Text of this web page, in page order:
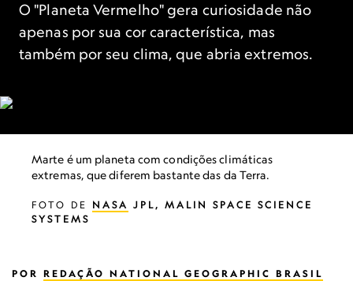
O "Planeta Vermelho" gera curiosidade não
apenas por sua cor característica, mas
também por seu clima, que abria extremos.
Marte é um planeta com condições climáticas
extremas, que diferem bastante das da Terra.
FOTO DE NASA JPL, MALIN SPACE SCIENCE
SYSTEMS
POR REDAÇÃO NATIONAL GEOGRAPHIC BRASIL